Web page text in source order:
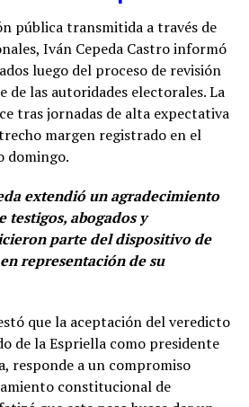
pública transmitida a través de
Iván Cepeda Castro informó
luego del proceso de revisión
de las autoridades electorales. La
tras jornadas de alta expectativa
margen registrado en el
domingo.
extendió un agradecimiento
testigos, abogados y
parte del dispositivo de
representación de su
que la aceptación del veredicto
de la Espriella como presidente
responde a un compromiso
constitucional de